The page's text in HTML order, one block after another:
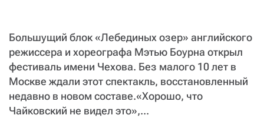
Большущий блок «Лебединых озер» английского
режиссера и хореографа Мэтью Боурна открыл
фестиваль имени Чехова. Без малого 10 лет в
Москве ждали этот спектакль, восстановленный
недавно в новом составе.«Хорошо, что
Чайковский не видел это»,...